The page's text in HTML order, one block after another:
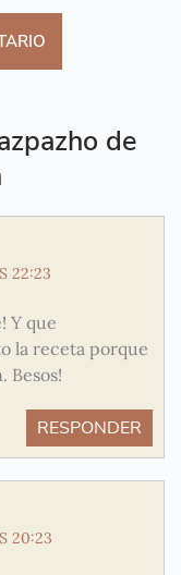
de
22:23
Y que
la receta porque
Besos!
RESPONDER
20:23